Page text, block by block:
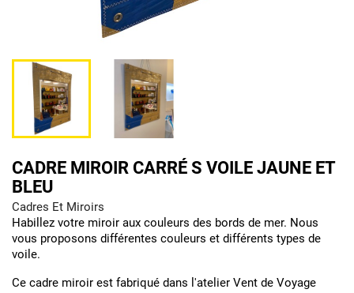
CADRE MIROIR CARRÉ S VOILE JAUNE ET
BLEU
Cadres Et Miroirs
Habillez votre miroir aux couleurs des bords de mer. Nous
vous proposons différentes couleurs et différents types de
voile.
Ce cadre miroir est fabriqué dans l'atelier Vent de Voyage